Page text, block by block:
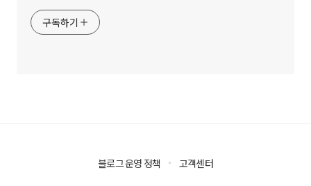
구독하기
블로그 운영 정책 고객센터